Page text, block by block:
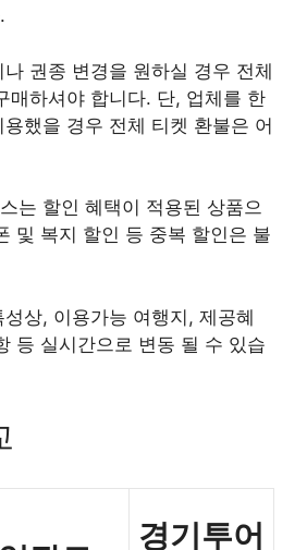
나 권종 변경을 원하실 경우 전체
매하셔야 합니다. 단, 업체를 한
용했을 경우 전체 티켓 환불은 어
는 할인 혜택이 적용된 상품으
및 복지 할인 등 중복 할인은 불
성상, 이용가능 여행지, 제공혜
등 실시간으로 변동 될 수 있습
경기투어